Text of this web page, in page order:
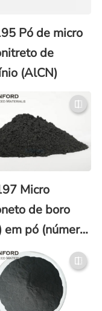
Pó de micro
de
(AlCN)
Micro
de boro
em pó (número
32-8)